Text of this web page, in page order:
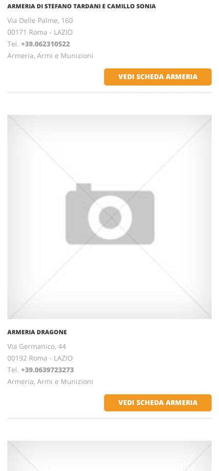
ARMERIA DI STEFANO TARDANI E CAMILLO SONIA
Via Delle Palme, 160
00171 Roma - LAZIO
Tel. +39.062310522
Armeria, Armi e Munizioni
VEDI SCHEDA ARMERIA
ARMERIA DRAGONE
Via Germanico, 44
00192 Roma - LAZIO
Tel. +39.0639723273
Armeria, Armi e Munizioni
VEDI SCHEDA ARMERIA